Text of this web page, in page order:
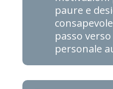
paure e
passo
personale